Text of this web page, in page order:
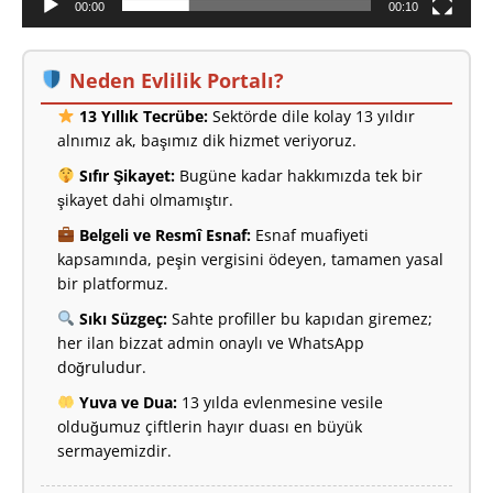
00:00 00:10
Neden Evlilik Portalı?
13 Yıllık Tecrübe:Sektörde dile kolay 13 yıldır
alnımız ak, başımız dik hizmet veriyoruz.
Sıfır Şikayet:Bugüne kadar hakkımızda tek bir
şikayet dahi olmamıştır.
Belgeli ve Resmî Esnaf:Esnaf muafiyeti
kapsamında, peşin vergisini ödeyen, tamamen yasal
bir platformuz.
Sıkı Süzgeç:Sahte profiller bu kapıdan giremez;
her ilan bizzat admin onaylı ve WhatsApp
doğruludur.
Yuva ve Dua:13 yılda evlenmesine vesile
olduğumuz çiftlerin hayır duası en büyük
sermayemizdir.